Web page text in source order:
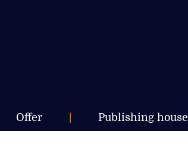
Offer Publishing house